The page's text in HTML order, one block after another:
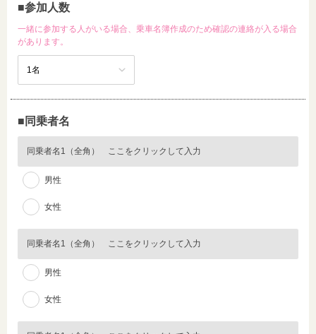
■参加人数
一緒に参加する人がいる場合、乗車名簿作成のため確認の連絡が入る場合
があります。
■同乗者名
男性
女性
男性
女性